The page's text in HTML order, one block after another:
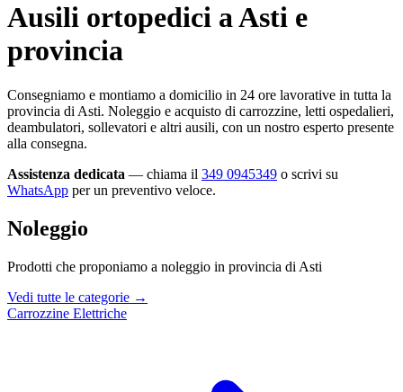
Ausili ortopedici a Asti e
provincia
Consegniamo e montiamo a domicilio in 24 ore lavorative in tutta la
provincia di Asti. Noleggio e acquisto di carrozzine, letti ospedalieri,
deambulatori, sollevatori e altri ausili, con un nostro esperto presente
alla consegna.
Assistenza dedicata — chiama il 349 0945349 o scrivi su
WhatsApp per un preventivo veloce.
Noleggio
Prodotti che proponiamo a noleggio in provincia di Asti
Vedi tutte le categorie →
Carrozzine Elettriche